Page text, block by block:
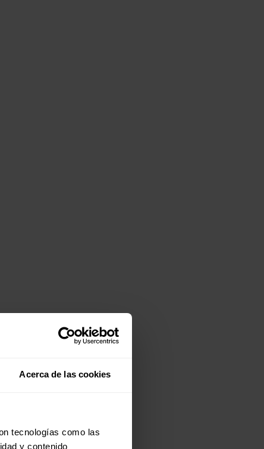
Acerca de las cookies
tecnologías como las
y contenido